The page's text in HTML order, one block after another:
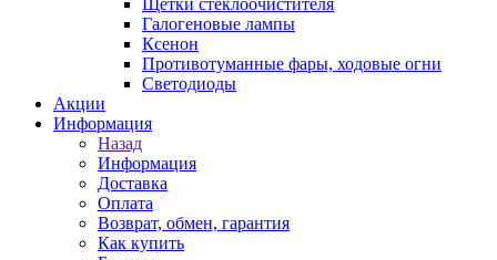
Щетки стеклоочистителя
Галогеновые лампы
Ксенон
Противотуманные фары, ходовые огни
Светодиоды
Акции
Информация
Назад
Информация
Доставка
Оплата
Возврат, обмен, гарантия
Как купить